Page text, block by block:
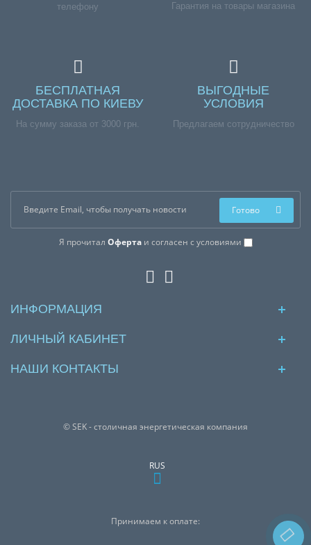
телефону
Гарантия на товары магазина
БЕСПЛАТНАЯ
ДОСТАВКА ПО КИЕВУ
На сумму заказа от 3000 грн.
ВЫГОДНЫЕ
УСЛОВИЯ
Предлагаем сотрудничество
Я прочитал Офертаи согласен с условиями
Готово
ИНФОРМАЦИЯ
ЛИЧНЫЙ КАБИНЕТ
НАШИ КОНТАКТЫ
© SEK - столичная энергетическая компания
RUS
Принимаем к оплате: